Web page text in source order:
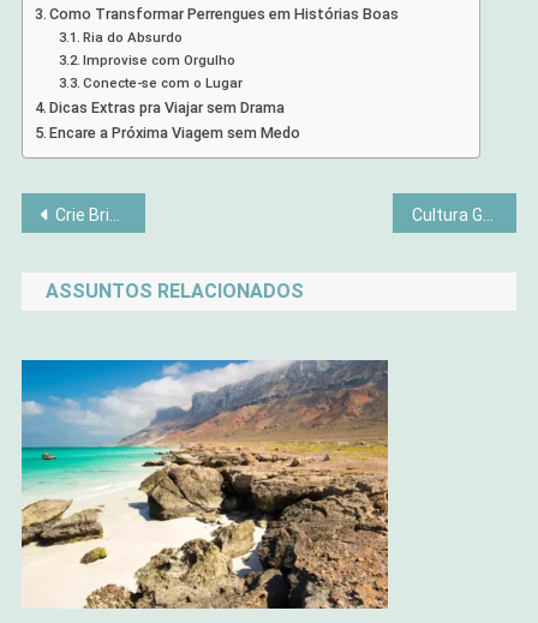
Como Transformar Perrengues em Histórias Boas
Ria do Absurdo
Improvise com Orgulho
Conecte-se com o Lugar
Dicas Extras pra Viajar sem Drama
Encare a Próxima Viagem sem Medo
Navegação
de
Post
Crie Brinquedos Educativos com Leveza e Reciclagem Cultura Geek: Como o Universo Nerd Conquistou o Mainstream
ASSUNTOS RELACIONADOS